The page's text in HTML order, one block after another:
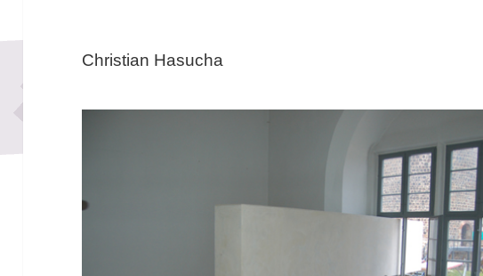
Christian Hasucha